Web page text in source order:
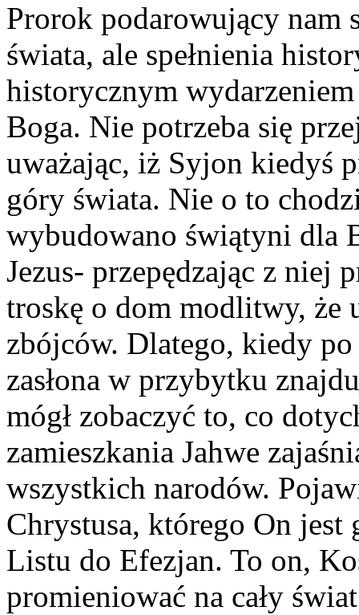
Prorok podarowujący nam
świata, ale spełnienia
historycznym
Boga. Nie potrzeba się
uważając, iż Syjon kiedyś
góry świata. Nie o to
wybudowano świątyni dla
Jezus- przepędzając z niej
troskę o dom modlitwy, że
zbójców. Dlatego, kiedy po
zasłona w przybytku
mógł zobaczyć to, co
zamieszkania Jahwe
wszystkich narodów.
Chrystusa, którego On jest
Listu do Efezjan. To on,
promieniować na cały